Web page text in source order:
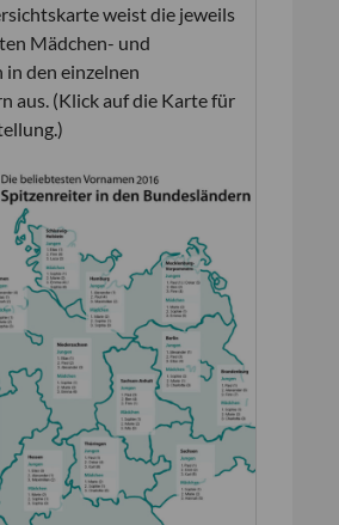
weist die jeweils
Mädchen- und
in den einzelnen
aus. (Klick auf die Karte für